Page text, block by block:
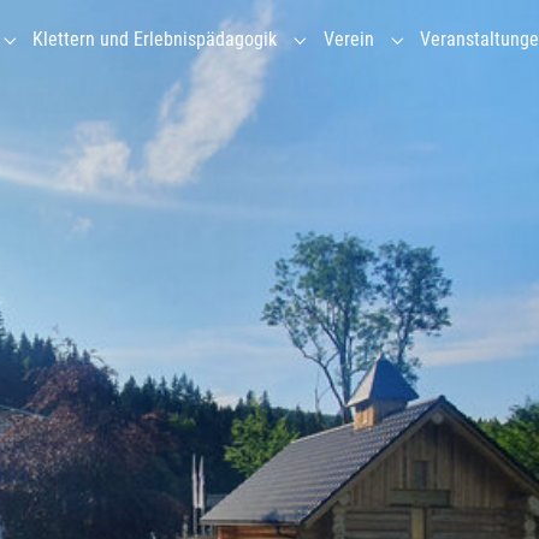
Submenu for "Gruppenhaus"
Klettern und Erlebnispädagogik
Submenu for "Klettern und
Verein
Submenu for